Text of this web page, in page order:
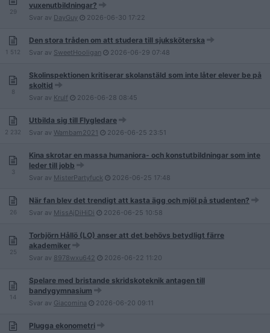
29
vuxenutbildningar?
Svar av DayGuy 2026-06-30 17:22
1 512
Den stora tråden om att studera till sjuksköterska
Svar av SweetHooligan 2026-06-29 07:48
8
Skolinspektionen kritiserar skolanstäld som inte låter elever be på
skoltid
Svar av Krulf 2026-06-28 08:45
2 232
Utbilda sig till Flygledare
Svar av Wambam2021 2026-06-25 23:51
3
Kina skrotar en massa humaniora- och konstutbildningar som inte
leder till jobb
Svar av MisterPartyfuck 2026-06-25 17:48
26
När fan blev det trendigt att kasta ägg och mjöl på studenten?
Svar av MissAjDiHiDi 2026-06-25 10:58
25
Torbjörn Hållö (LO) anser att det behövs betydligt färre
akademiker
Svar av 8978wxu642 2026-06-22 11:20
14
Spelare med bristande skridskoteknik antagen till
bandygymnasium
Svar av Giacomina 2026-06-20 09:11
Plugga ekonometri